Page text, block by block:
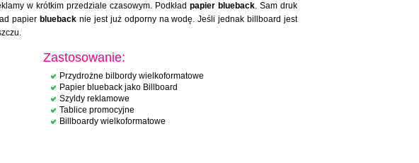
w krótkim przedziale czasowym. Podkład papier blueback. Sam druk
papier blueback nie jest już odporny na wodę. Jeśli jednak billboard jest
Zastosowanie:
Przydrożne bilbordy wielkoformatowe
Papier blueback jako Billboard
Szyldy reklamowe
Tablice promocyjne
Billboardy wielkoformatowe